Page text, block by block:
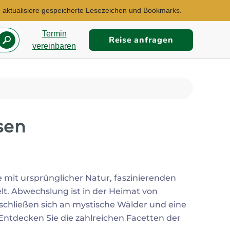
aktualisiere gespeicherte Lesezeichen und Bookmarks.
Termin
vereinbaren
Reise anfragen
mit ursprünglicher Natur, faszinierenden
Abwechslung ist in der Heimat von
sich an mystische Wälder und eine
Sie die zahlreichen Facetten der
birgit.tomesch@explorer.de
Südafrika, China,
Hongkong...